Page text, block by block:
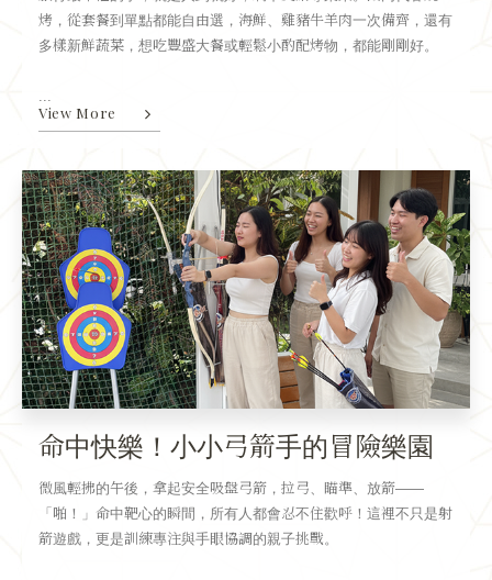
烤，從套餐到單點都能自由選，海鮮、雞豬牛羊肉一次備齊，還有
多樣新鮮蔬菜，想吃豐盛大餐或輕鬆小酌配烤物，都能剛剛好。
View More
命中快樂！小小弓箭手的冒險樂園
微風輕拂的午後，拿起安全吸盤弓箭，拉弓、瞄準、放箭——
「啪！」命中靶心的瞬間，所有人都會忍不住歡呼！這裡不只是射
箭遊戲，更是訓練專注與手眼協調的親子挑戰。